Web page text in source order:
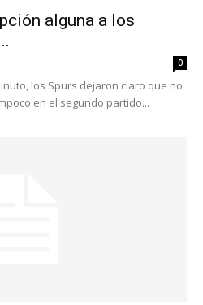
alguna a los
0
los Spurs dejaron claro que no
en el segundo partido...